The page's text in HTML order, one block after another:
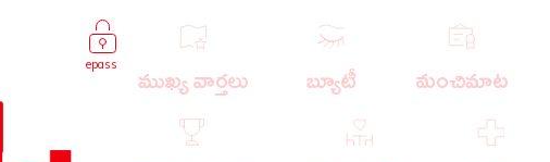
epass
ముఖ్య వార్తలు బ్యూటీ మంచిమాట